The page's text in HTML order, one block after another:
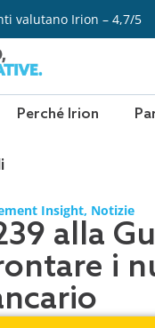
valutano Irion – 4,7/5
Perché Irion
Insight, Notizie
alla
i